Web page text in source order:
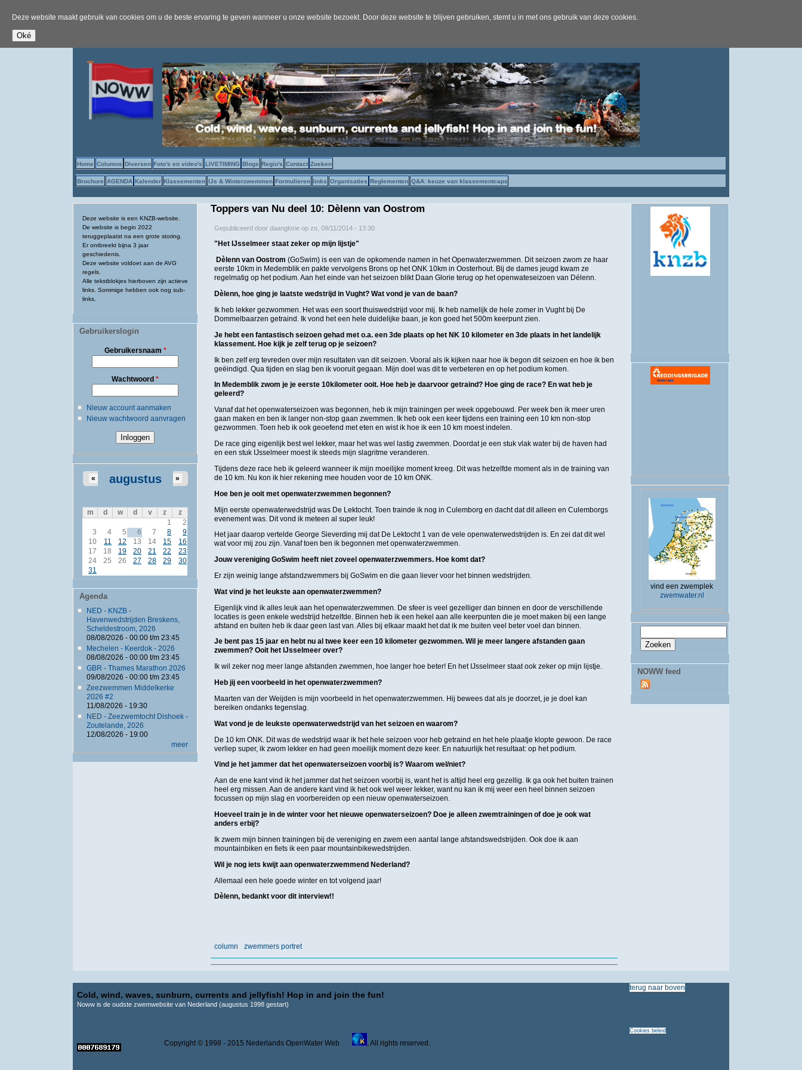
Deze website maakt gebruik van cookies om u de beste ervaring te geven wanneer u onze website bezoekt. Door deze website te blijven gebruiken, stemt u in met ons gebruik van deze cookies.
Home Columns Diversen Foto's en video's LIVETIMING Blogs Regio's Contact Zoeken
Brochure AGENDA Kalender Klassementen IJs & Winterzwemmen Formulieren links Organisaties Reglementen Q&A: keuze van klassementcaps
Deze website is een KNZB-website.
De website is begin 2022
teruggeplaatst na een grote storing.
Er ontbreekt bijna 3 jaar
geschiedenis.
Deze website voldoet aan de AVG
regels.
Alle tekstblokjes hierboven zijn actieve
links. Sommige hebben ook nog sub-
links.
Gebruikerslogin
Gebruikersnaam *
Wachtwoord *
Nieuw account aanmaken
Nieuw wachtwoord aanvragen
augustus
« »
m d w d v z
z
1
2
3
4 5 6 7 8
9
10
11 12 13 14 15
16
17
18 19 20 21 22
23
24
25 26 27 28 29
30
31
Agenda
NED - KNZB -
Havenwedstrijden Breskens,
Scheldestroom, 2026
08/08/2026 - 00:00t/m 23:45
Mechelen - Keerdok - 2026
08/08/2026 - 00:00t/m 23:45
GBR - Thames Marathon 2026
09/08/2026 - 00:00t/m 23:45
Zeezwemmen Middelkerke
2026 #2
11/08/2026 - 19:30
NED - Zeezwemtocht Dishoek -
Zoutelande, 2026
12/08/2026 - 19:00
meer
Toppers van Nu deel 10: Dèlenn van Oostrom
Gepubliceerd door daanglorieop zo, 09/11/2014 - 13:30
"Het IJsselmeer staat zeker op mijn lijstje"
Dèlenn vanOostrom (GoSwim) is een van de opkomende namen in het Openwaterzwemmen. Dit seizoen zwom ze haar
eerste 10km in Medemblik en pakte vervolgens Brons op het ONK 10km in Oosterhout. Bij de dames jeugd kwam ze
regelmatig op het podium. Aan het einde van het seizoen blikt Daan Glorie terug op het openwateseizoen van Délenn.
Dèlenn, hoe ging je laatste wedstrijd in Vught? Wat vond je van de baan?
Ik heb lekker gezwommen. Het was een soort thuiswedstrijd voor mij. Ik heb namelijk de hele zomer in Vught bij De
Dommelbaarzen getraind. Ik vond het een hele duidelijke baan, je kon goed het 500m keerpunt zien.
Je hebt een fantastisch seizoen gehad met o.a. een 3de plaats op het NK 10 kilometer en 3de plaats in het landelijk
klassement. Hoe kijk je zelf terug op je seizoen?
Ik ben zelf erg tevreden over mijn resultaten van dit seizoen. Vooral als ik kijken naar hoe ik begon dit seizoen en hoe ik ben
geëindigd. Qua tijden en slag ben ik vooruit gegaan. Mijn doel was dit te verbeteren en op het podium komen.
In Medemblik zwom je je eerste 10kilometer ooit. Hoe heb je daarvoor getraind? Hoe ging de race? En wat heb je
geleerd?
Vanaf dat het openwaterseizoen was begonnen, heb ik mijn trainingen per week opgebouwd. Per week ben ik meer uren
gaan maken en ben ik langer non-stop gaan zwemmen. Ik heb ook een keer tijdens een training een 10 km non-stop
gezwommen. Toen heb ik ook geoefend met eten en wist ik hoe ik een 10 km moest indelen.
De race ging eigenlijk best wel lekker, maar het was wel lastig zwemmen. Doordat je een stuk vlak water bij de haven had
en een stuk IJsselmeer moest ik steeds mijn slagritme veranderen.
Tijdens deze race heb ik geleerd wanneer ik mijn moeilijke moment kreeg. Dit was hetzelfde moment als in de training van
de 10 km. Nu kon ik hier rekening mee houden voor de 10 km ONK.
Hoe ben je ooit met openwaterzwemmen begonnen?
Mijn eerste openwaterwedstrijd was De Lektocht. Toen trainde ik nog in Culemborg en dacht dat dit alleen en Culemborgs
evenement was. Dit vond ik meteen al super leuk!
Het jaar daarop vertelde George Sieverding mij dat De Lektocht 1 van de vele openwaterwedstrijden is. En zei dat dit wel
wat voor mij zou zijn. Vanaf toen ben ik begonnen met openwaterzwemmen.
Jouw vereniging GoSwim heeft niet zoveel openwaterzwemmers. Hoe komt dat?
Er zijn weinig lange afstandzwemmers bij GoSwim en die gaan liever voor het binnen wedstrijden.
Wat vind je het leukste aan openwaterzwemmen?
Eigenlijk vind ik alles leuk aan het openwaterzwemmen. De sfeer is veel gezelliger dan binnen en door de verschillende
locaties is geen enkele wedstrijd hetzelfde. Binnen heb ik een hekel aan alle keerpunten die je moet maken bij een lange
afstand en buiten heb ik daar geen last van. Alles bij elkaar maakt het dat ik me buiten veel beter voel dan binnen.
Je bent pas 15 jaar en hebt nu al twee keer een 10 kilometer gezwommen. Wil je meer langere afstanden gaan
zwemmen? Ooit het IJsselmeer over?
Ik wil zeker nog meer lange afstanden zwemmen, hoe langer hoe beter! En het IJsselmeer staat ook zeker op mijn lijstje.
Heb jij een voorbeeld in het openwaterzwemmen?
Maarten van der Weijden is mijn voorbeeld in het openwaterzwemmen. Hij bewees dat als je doorzet, je je doel kan
bereiken ondanks tegenslag.
Wat vond je de leukste openwaterwedstrijd van het seizoen en waarom?
De 10 km ONK. Dit was de wedstrijd waar ik het hele seizoen voor heb getraind en het hele plaatje klopte gewoon. De race
verliep super, ik zwom lekker en had geen moeilijk moment deze keer. En natuurlijk het resultaat: op het podium.
Vind je het jammer dat het openwaterseizoen voorbij is? Waarom wel/niet?
Aan de ene kant vind ik het jammer dat het seizoen voorbij is, want het is altijd heel erg gezellig. Ik ga ook het buiten trainen
heel erg missen. Aan de andere kant vind ik het ook wel weer lekker, want nu kan ik mij weer een heel binnen seizoen
focussen op mijn slag en voorbereiden op een nieuw openwaterseizoen.
Hoeveel train je in de winter voor het nieuwe openwaterseizoen? Doe je alleen zwemtrainingen of doe je ook wat
anders erbij?
Ik zwem mijn binnen trainingen bij de vereniging en zwem een aantal lange afstandswedstrijden. Ook doe ik aan
mountainbiken en fiets ik een paar mountainbikewedstrijden.
Wil je nog iets kwijt aan openwaterzwemmend Nederland?
Allemaal een hele goede winter en tot volgend jaar!
Dèlenn, bedankt voor dit interview!!
column zwemmers portret
vind een zwemplek
zwemwater.nl
Zoekveld
NOWW feed
Cold, wind, waves, sunburn, currents and jellyfish! Hop in and join the fun!
Noww is de oudste zwemwebsite van Nederland (augustus 1998 gestart)
terug naar boven
Copyright © 1998 - 2015 Nederlands OpenWater Web , All rights reserved.
Cookies beleid